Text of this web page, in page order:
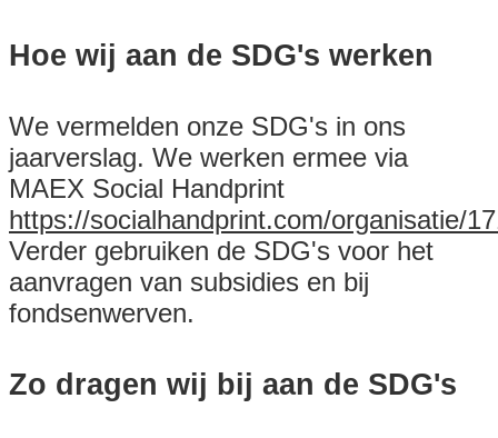
Hoe wij aan de SDG's werken
We vermelden onze SDG's in ons
jaarverslag. We werken ermee via
MAEX Social Handprint
https://socialhandprint.com/organisatie/
Verder gebruiken de SDG's voor het
aanvragen van subsidies en bij
fondsenwerven.
Zo dragen wij bij aan de SDG's